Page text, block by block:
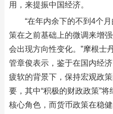
用，来提振中国经济。
“在年内余下的不到4个
策在之前基础上的微调来增
会出现方向性变化。”摩根士
管章俊表示，鉴于在国内经
疲软的背景下，保持宏观政
要，其中“积极的财政政策”
核心角色，而货币政策在稳